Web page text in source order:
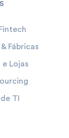
Fábricas
Lojas
TI